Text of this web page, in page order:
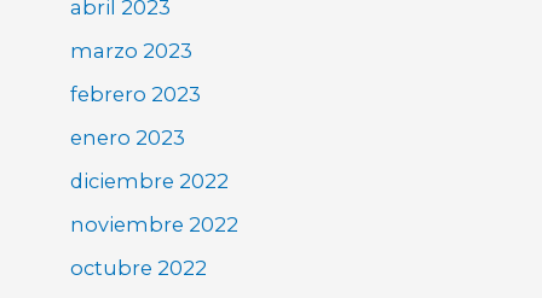
abril 2023
marzo 2023
febrero 2023
enero 2023
diciembre 2022
noviembre 2022
octubre 2022